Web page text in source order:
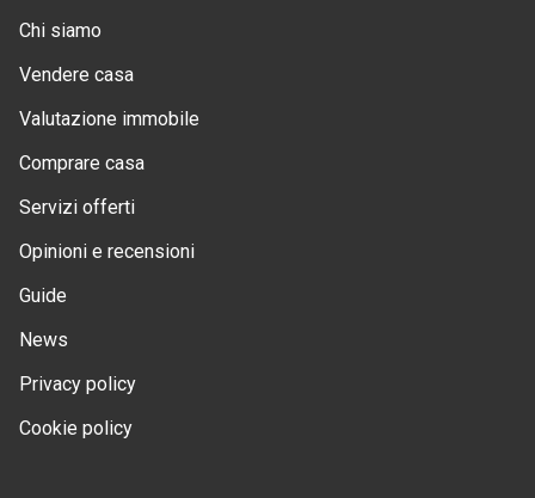
Chi siamo
Vendere casa
Valutazione immobile
Comprare casa
Servizi offerti
Opinioni e recensioni
Guide
News
Privacy policy
Cookie policy